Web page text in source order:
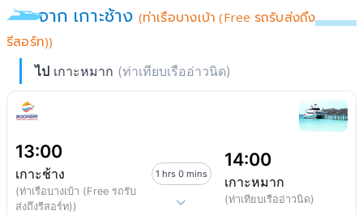
จาก เกาะช้าง (ท่าเรือบางเบ้า (Free รถรับส่งถึง
รีสอร์ท))
ไป เกาะหมาก (ท่าเทียบเรืออ่าวนิด)
13:00
เกาะช้าง
(ท่าเรือบางเบ้า (Free รถรับ
ส่งถึงรีสอร์ท))
1 hrs 0 mins
14:00
เกาะหมาก
(ท่าเทียบเรืออ่าวนิด)